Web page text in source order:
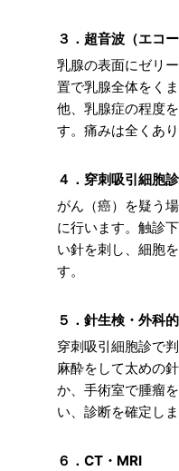
３．超音波（エコー
乳腺の表面にゼリ
置で乳腺全体をく
他、乳腺症の程度
す。痛みは全くあり
４．穿刺吸引細胞診
がん（癌）を疑う
に行います。触診
い針を刺し、細胞
す。
５．針生検・外科
穿刺吸引細胞診で
麻酔をして太めの
か、手術室で腫瘤
い、診断を確定しま
６．CT・MRI